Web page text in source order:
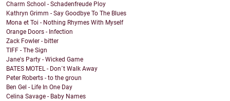
Charm School - Schadenfreude Ploy
Kathryn Grimm - Say Goodbye To The Blues
Mona et Toi - Nothing Rhymes With Myself
Orange Doors - Infection
Zack Fowler - bitter
TIFF - The Sign
Jane's Party - Wicked Game
BATES MOTEL - Don´t Walk Away
Peter Roberts - to the groun
Ben Gel - Life In One Day
Celina Savage - Baby Names